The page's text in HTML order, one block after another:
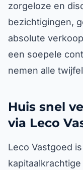
zorgeloze en
bezichtigingen,
absolute
een soepele
nemen alle
Huis snel
via Leco
Leco Vastgoed